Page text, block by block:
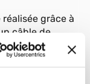
grâce à
câble de
technique